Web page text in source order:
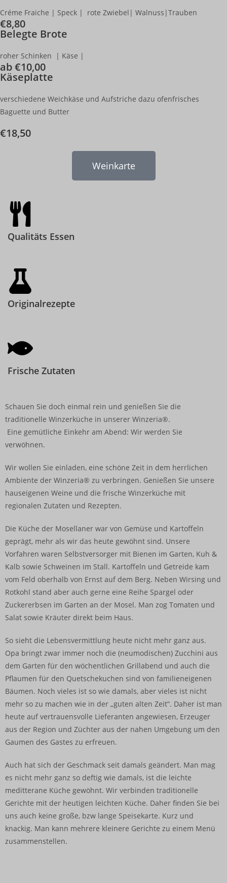
Créme Fraiche | Speck | rote Zwiebel| Walnuss|Trauben
€8,80
Belegte Brote
roher Schinken | Käse |
ab €10,00
Käseplatte
verschiedene Weichkäse und Aufstriche dazu ofenfrisches
Baguette und Butter
€18,50
Weinkarte
Qualitäts Essen
Originalrezepte
Frische Zutaten
Schauen Sie doch einmal rein und genießen Sie die
traditionelle Winzerküche in unserer Winzeria®.
Eine gemütliche Einkehr am Abend: Wir werden Sie
verwöhnen.
Wir wollen Sie einladen, eine schöne Zeit in dem herrlichen
Ambiente der Winzeria® zu verbringen. Genießen Sie unsere
hauseigenen Weine und die frische Winzerküche mit
regionalen Zutaten und Rezepten.
Die Küche der Mosellaner war von Gemüse und Kartoffeln
geprägt, mehr als wir das heute gewöhnt sind. Unsere
Vorfahren waren Selbstversorger mit Bienen im Garten, Kuh &
Kalb sowie Schweinen im Stall. Kartoffeln und Getreide kam
vom Feld oberhalb von Ernst auf dem Berg. Neben Wirsing und
Rotkohl stand aber auch gerne eine Reihe Spargel oder
Zuckererbsen im Garten an der Mosel. Man zog Tomaten und
Salat sowie Kräuter direkt beim Haus.
So sieht die Lebensvermittlung heute nicht mehr ganz aus.
Opa bringt zwar immer noch die (neumodischen) Zucchini aus
dem Garten für den wöchentlichen Grillabend und auch die
Pflaumen für den Quetschekuchen sind von familieneigenen
Bäumen. Noch vieles ist so wie damals, aber vieles ist nicht
mehr so zu machen wie in der „guten alten Zeit“. Daher ist man
heute auf vertrauensvolle Lieferanten angewiesen, Erzeuger
aus der Region und Züchter aus der nahen Umgebung um den
Gaumen des Gastes zu erfreuen.
Auch hat sich der Geschmack seit damals geändert. Man mag
es nicht mehr ganz so deftig wie damals, ist die leichte
meditterane Küche gewöhnt. Wir verbinden traditionelle
Gerichte mit der heutigen leichten Küche. Daher finden Sie bei
uns auch keine große, bzw lange Speisekarte. Kurz und
knackig. Man kann mehrere kleinere Gerichte zu einem Menü
zusammenstellen.